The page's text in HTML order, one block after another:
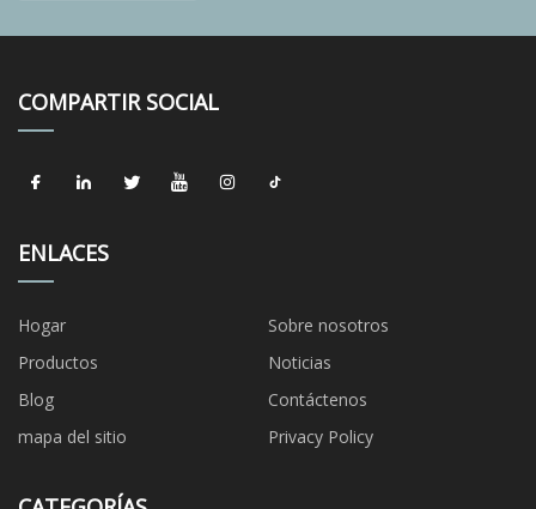
COMPARTIR SOCIAL
ENLACES
Hogar
Sobre nosotros
Productos
Noticias
Blog
Contáctenos
mapa del sitio
Privacy Policy